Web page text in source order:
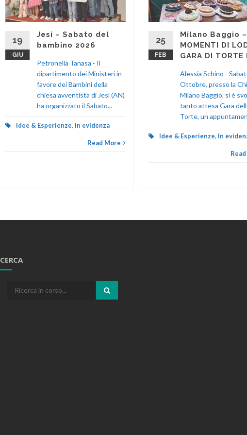
19
GIU
Jesi – Sabato del
bambino 2026
Petronella Tanasa - Il
dipartimento dei Ministeri in
favore dei Bambini della
chiesa avventista di Jesi (AN)
ha organizzato il Sabato...
Idee & Esperienze, In evidenza
Read More
25
FEB
Milano Baggio –
MOMENTI DI
GARA DI TORTE
Alessia Schino -
Ottobre, presso la
Milano Baggio, si è
tanto attesa Gara
Torte, un
Idee & Esperienze, In
CERCA